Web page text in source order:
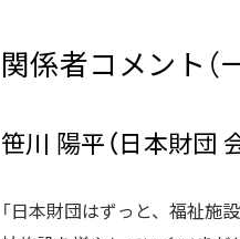
関係者コメント（
笹川 陽平（日本財団
「日本財団はずっと、福祉